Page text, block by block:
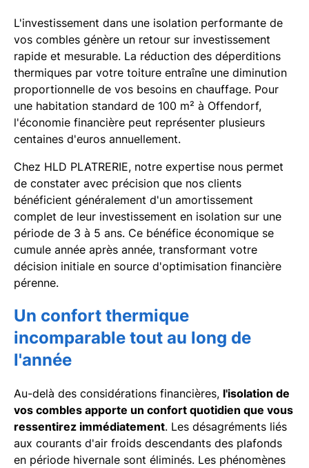
L'investissement dans une isolation performante de
vos combles génère un retour sur investissement
rapide et mesurable. La réduction des déperditions
thermiques par votre toiture entraîne une diminution
proportionnelle de vos besoins en chauffage. Pour
une habitation standard de 100 m² à Offendorf,
l'économie financière peut représenter plusieurs
centaines d'euros annuellement.
Chez HLD PLATRERIE, notre expertise nous permet
de constater avec précision que nos clients
bénéficient généralement d'un amortissement
complet de leur investissement en isolation sur une
période de 3 à 5 ans. Ce bénéfice économique se
cumule année après année, transformant votre
décision initiale en source d'optimisation financière
pérenne.
Un confort thermique
incomparable tout au long de
l'année
Au-delà des considérations financières, l'isolation de
vos combles apporte un confort quotidien que vous
ressentirez immédiatement. Les désagréments liés
aux courants d'air froids descendants des plafonds
en période hivernale sont éliminés. Les phénomènes